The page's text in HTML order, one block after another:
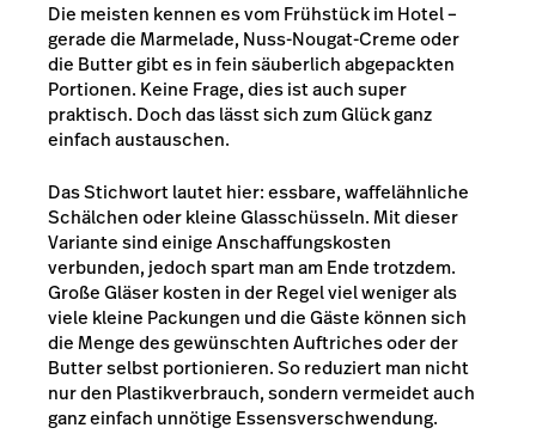
Die meisten kennen es vom Frühstück im Hotel –
gerade die Marmelade, Nuss-Nougat-Creme oder
die Butter gibt es in fein säuberlich abgepackten
Portionen. Keine Frage, dies ist auch super
praktisch. Doch das lässt sich zum Glück ganz
einfach austauschen.
Das Stichwort lautet hier: essbare, waffelähnliche
Schälchen oder kleine Glasschüsseln. Mit dieser
Variante sind einige Anschaffungskosten
verbunden, jedoch spart man am Ende trotzdem.
Große Gläser kosten in der Regel viel weniger als
viele kleine Packungen und die Gäste können sich
die Menge des gewünschten Auftriches oder der
Butter selbst portionieren. So reduziert man nicht
nur den Plastikverbrauch, sondern vermeidet auch
ganz einfach unnötige Essensverschwendung.